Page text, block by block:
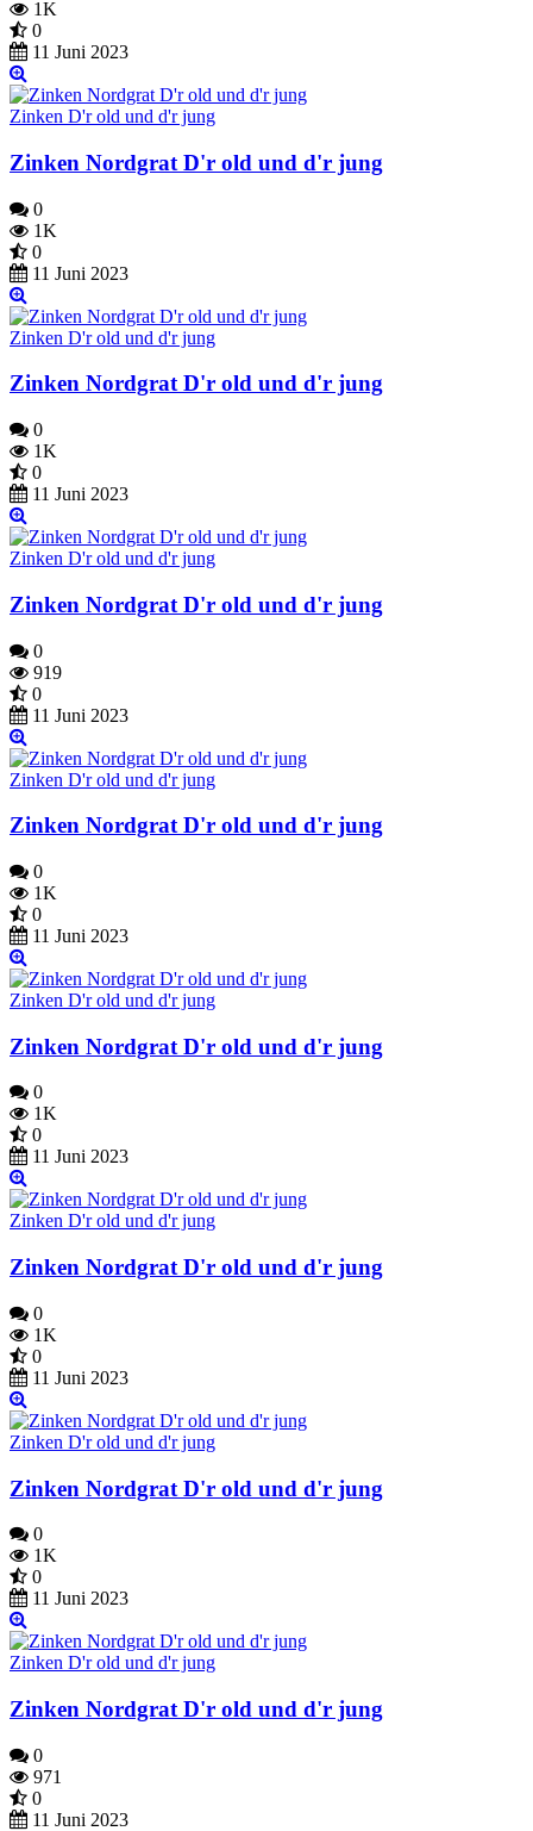
1K
0
11 Juni 2023
Zinken D'r old und d'r jung
Zinken Nordgrat D'r old und d'r jung
0
1K
0
11 Juni 2023
Zinken D'r old und d'r jung
Zinken Nordgrat D'r old und d'r jung
0
1K
0
11 Juni 2023
Zinken D'r old und d'r jung
Zinken Nordgrat D'r old und d'r jung
0
919
0
11 Juni 2023
Zinken D'r old und d'r jung
Zinken Nordgrat D'r old und d'r jung
0
1K
0
11 Juni 2023
Zinken D'r old und d'r jung
Zinken Nordgrat D'r old und d'r jung
0
1K
0
11 Juni 2023
Zinken D'r old und d'r jung
Zinken Nordgrat D'r old und d'r jung
0
1K
0
11 Juni 2023
Zinken D'r old und d'r jung
Zinken Nordgrat D'r old und d'r jung
0
1K
0
11 Juni 2023
Zinken D'r old und d'r jung
Zinken Nordgrat D'r old und d'r jung
0
971
0
11 Juni 2023